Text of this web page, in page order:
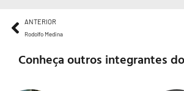
ANTERIOR
Rodolfo Medina
Conheça outros integrantes